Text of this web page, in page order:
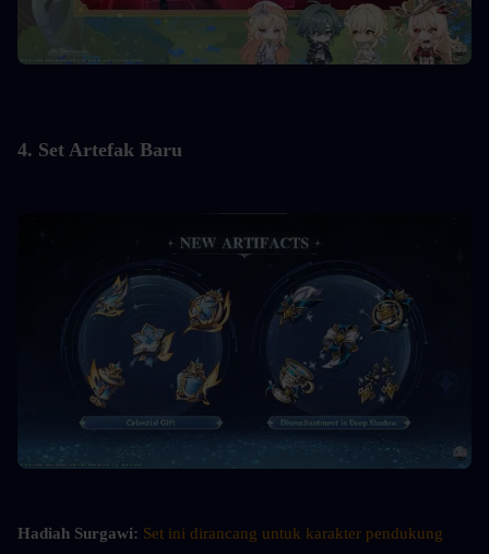
4. Set Artefak Baru
Hadiah Surgawi: Set ini dirancang untuk karakter pendukung